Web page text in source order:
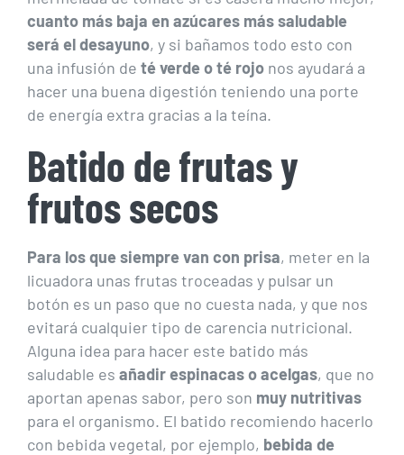
cuanto más baja en azúcares más saludable
será el desayuno, y si bañamos todo esto con
una infusión de té verde o té rojo nos ayudará a
hacer una buena digestión teniendo una porte
de energía extra gracias a la teína.
Batido de frutas y
frutos secos
Para los que siempre van con prisa, meter en la
licuadora unas frutas troceadas y pulsar un
botón es un paso que no cuesta nada, y que nos
evitará cualquier tipo de carencia nutricional.
Alguna idea para hacer este batido más
saludable es añadir espinacas o acelgas, que no
aportan apenas sabor, pero son muy nutritivas
para el organismo. El batido recomiendo hacerlo
con bebida vegetal, por ejemplo, bebida de